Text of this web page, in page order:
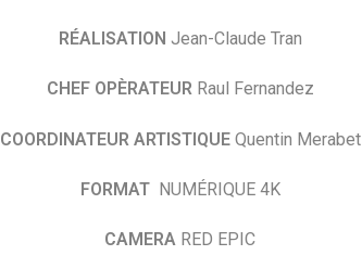
RÉALISATION Jean-Claude Tran
CHEF OPÈRATEURRaul Fernandez
COORDINATEUR ARTISTIQUEQuentin Merabet
FORMAT NUMÉRIQUE 4K
CAMERA RED EPIC